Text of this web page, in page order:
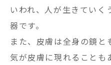
いわれ、人が生きていく
器です。
また、皮膚は全身の鏡
気が皮膚に現れることも